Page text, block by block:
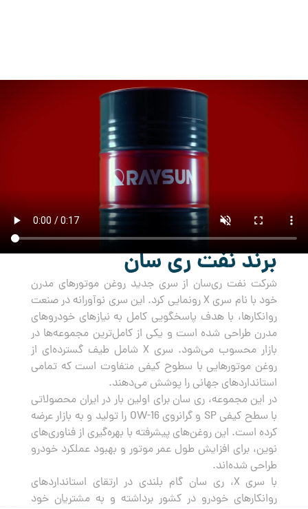
برند نفت ری سان
شرکت نفت ری‌سان از سری جدید روغن‌ موتورهای مدرن
خود با نام سری X رونمایی کرد. این سری نوآورانه در صنعت
روانکارها، با هدف پاسخگویی کامل به نیازهای خودروهای
مدرن طراحی شده است و یکی از کامل‌ترین مجموعه‌ها در
بازار محسوب می‌شود. سری X شامل طیف گسترده‌ای از
روغن‌ موتورهایی با سطوح کیفی متفاوت است که تمامی
استانداردهای جهانی را پوشش می‌دهند.
در این مجموعه، ری سان برای اولین بار در ایران محصولاتی
با سطح کیفی SP و گرانروی OW-16 را تولید و به بازار عرضه
کرده است. این روغن‌های پیشرفته با بهره‌گیری از فناوری‌های
نوین، برای افزایش طول عمر موتور و بهبود عملکرد خودرو
طراحی شده‌اند.
با سری X، ری سان گام بلندی در ارتقای استانداردهای
روانکارهای خودرو در کشور برداشته و به مشتریان خود